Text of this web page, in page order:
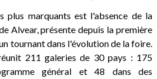
plus marquants est l'absence de la
Alvear, présente depuis la première
tournant dans l'évolution de la foire.
211 galeries de 30 pays : 175
général et 48 dans des